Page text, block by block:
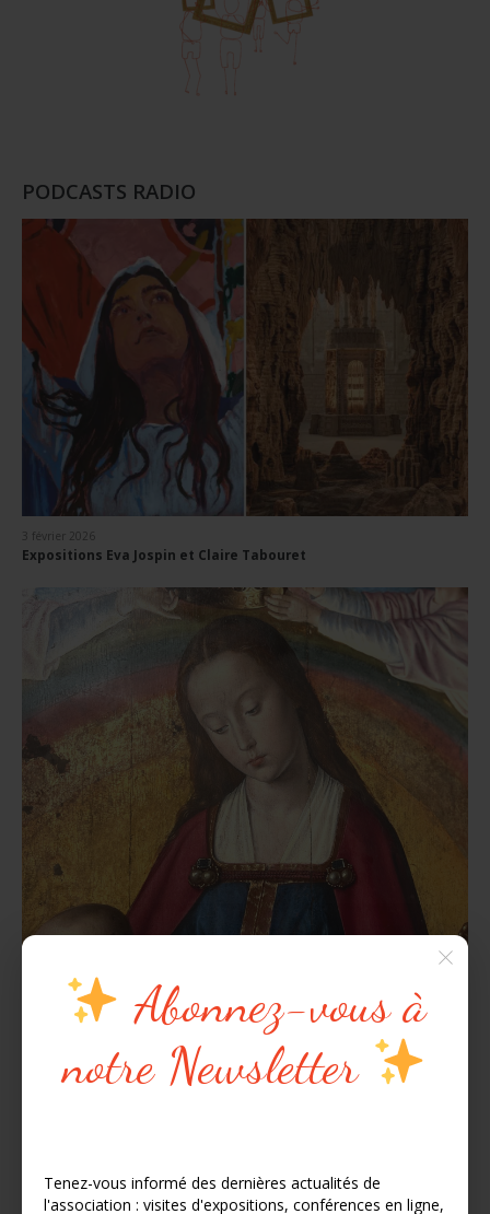
Abonnez-vous à
notre Newsletter
Tenez-vous informé des dernières actualités de
l'association : visites d'expositions, conférences en ligne,
PODCASTS RADIO
3 février 2026
Expositions Eva Jospin et Claire Tabouret
Exposition Le triptyque de Moulins au Louvre